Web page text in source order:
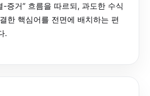
-증거” 흐름을 따르되, 과도한 수식
한 핵심어를 전면에 배치하는 편
.